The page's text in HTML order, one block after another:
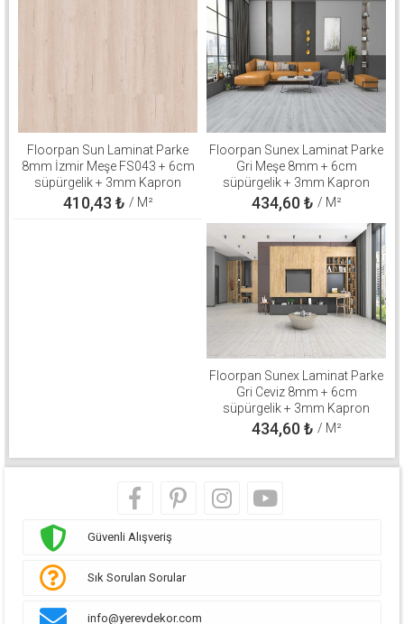
Floorpan Sun Laminat Parke
8mm İzmir Meşe FS043 + 6cm
süpürgelik + 3mm Kapron
Takım
410,43 ₺ / M²
Floorpan Sunex Laminat Parke
Gri Meşe 8mm + 6cm
süpürgelik + 3mm Kapron
Takım
434,60₺ / M²
Floorpan Sunex Laminat Parke
Gri Ceviz 8mm + 6cm
süpürgelik + 3mm Kapron
Takım
434,60₺ / M²
Güvenli Alışveriş
Sık Sorulan Sorular
info@yerevdekor.com